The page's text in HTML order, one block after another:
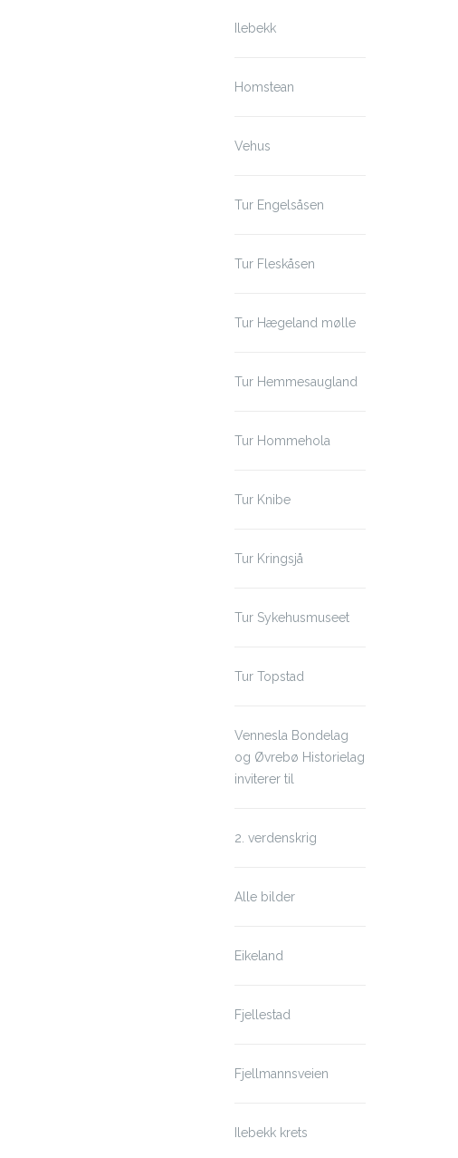
Ilebekk
Homstean
Vehus
Tur Engelsåsen
Tur Fleskåsen
Tur Hægeland mølle
Tur Hemmesaugland
Tur Hommehola
Tur Knibe
Tur Kringsjå
Tur Sykehusmuseet
Tur Topstad
Vennesla Bondelag
og Øvrebø Historielag
inviterer til
2. verdenskrig
Alle bilder
Eikeland
Fjellestad
Fjellmannsveien
Ilebekk krets